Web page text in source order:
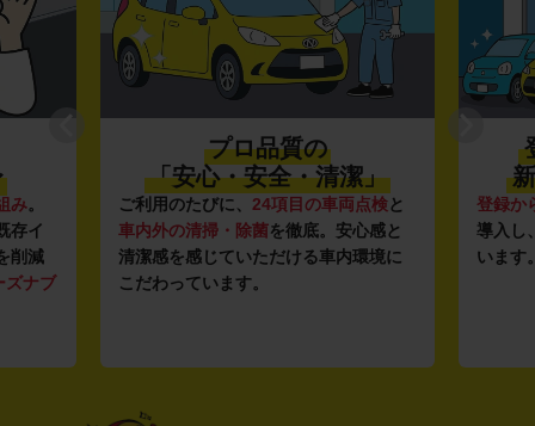
み。
存イ
削減
ズナブ
プロ品質の
「安心・安全・清潔」
ご利用のたびに、 24項目の車両点検と
車内外の清掃・除菌を徹底。安心感と
清潔感を感じていただける車内環境に
こだわっています。
登録か
導入し
います